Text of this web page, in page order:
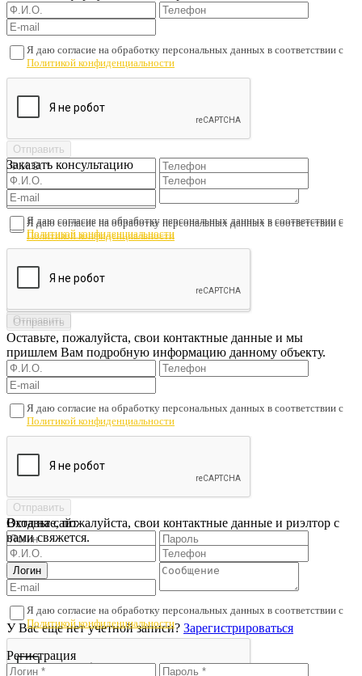
Я даю согласие на обработку персональных данных в соответствии с
Политикой конфиденциальности
Заказать консультацию
Я даю согласие на обработку персональных данных в соответствии с
Политикой конфиденциальности
Я даю согласие на обработку персональных данных в соответствии с
Политикой конфиденциальности
Оставьте, пожалуйста, свои контактные данные и мы
пришлем Вам подробную информацию данному объекту.
Я даю согласие на обработку персональных данных в соответствии с
Политикой конфиденциальности
Оставьте, пожалуйста, свои контактные данные и риэлтор с
вами свяжется.
Я даю согласие на обработку персональных данных в соответствии с
Политикой конфиденциальности
Вход на сайт
У Вас еще нет учетной записи? Зарегистрироваться
Регистрация
Проверьте подписанный договор